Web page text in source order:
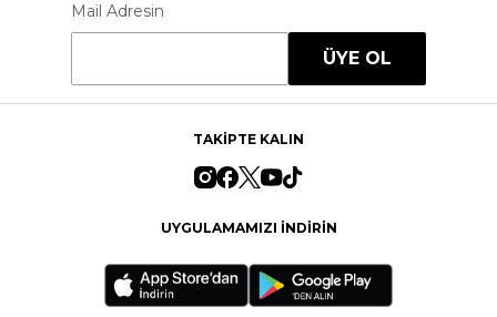
Mail Adresin
ÜYE OL
TAKİPTE KALIN
UYGULAMAMIZI İNDİRİN